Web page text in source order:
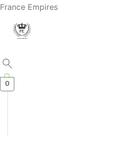
France Empires
0